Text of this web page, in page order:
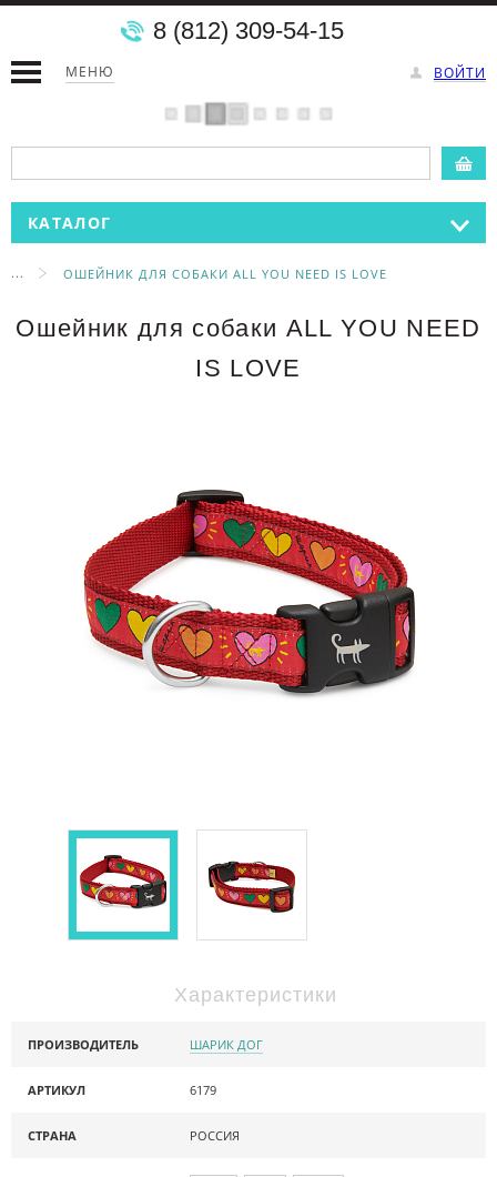
МЕНЮ ВОЙТИ
8 (812) 309-54-15
КАТАЛОГ
... ОШЕЙНИК ДЛЯ СОБАКИ ALL YOU NEED IS LOVE
Ошейник для собаки ALL YOU NEED
IS LOVE
Характеристики
ПРОИЗВОДИТЕЛЬ ШАРИК ДОГ
АРТИКУЛ 6179
СТРАНА РОССИЯ